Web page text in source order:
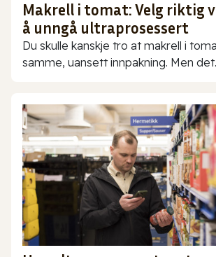
Makrell i tomat: Velg riktig
å unngå ultraprosessert
Du skulle kanskje tro at makrell i
samme, uansett innpakning. Men